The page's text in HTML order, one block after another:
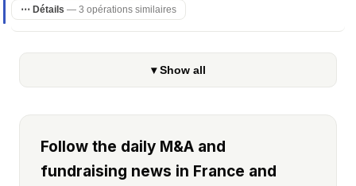
⋯ Détails — 3 opérations similaires
▾ Show all
Follow the daily M&A and
fundraising news in France and